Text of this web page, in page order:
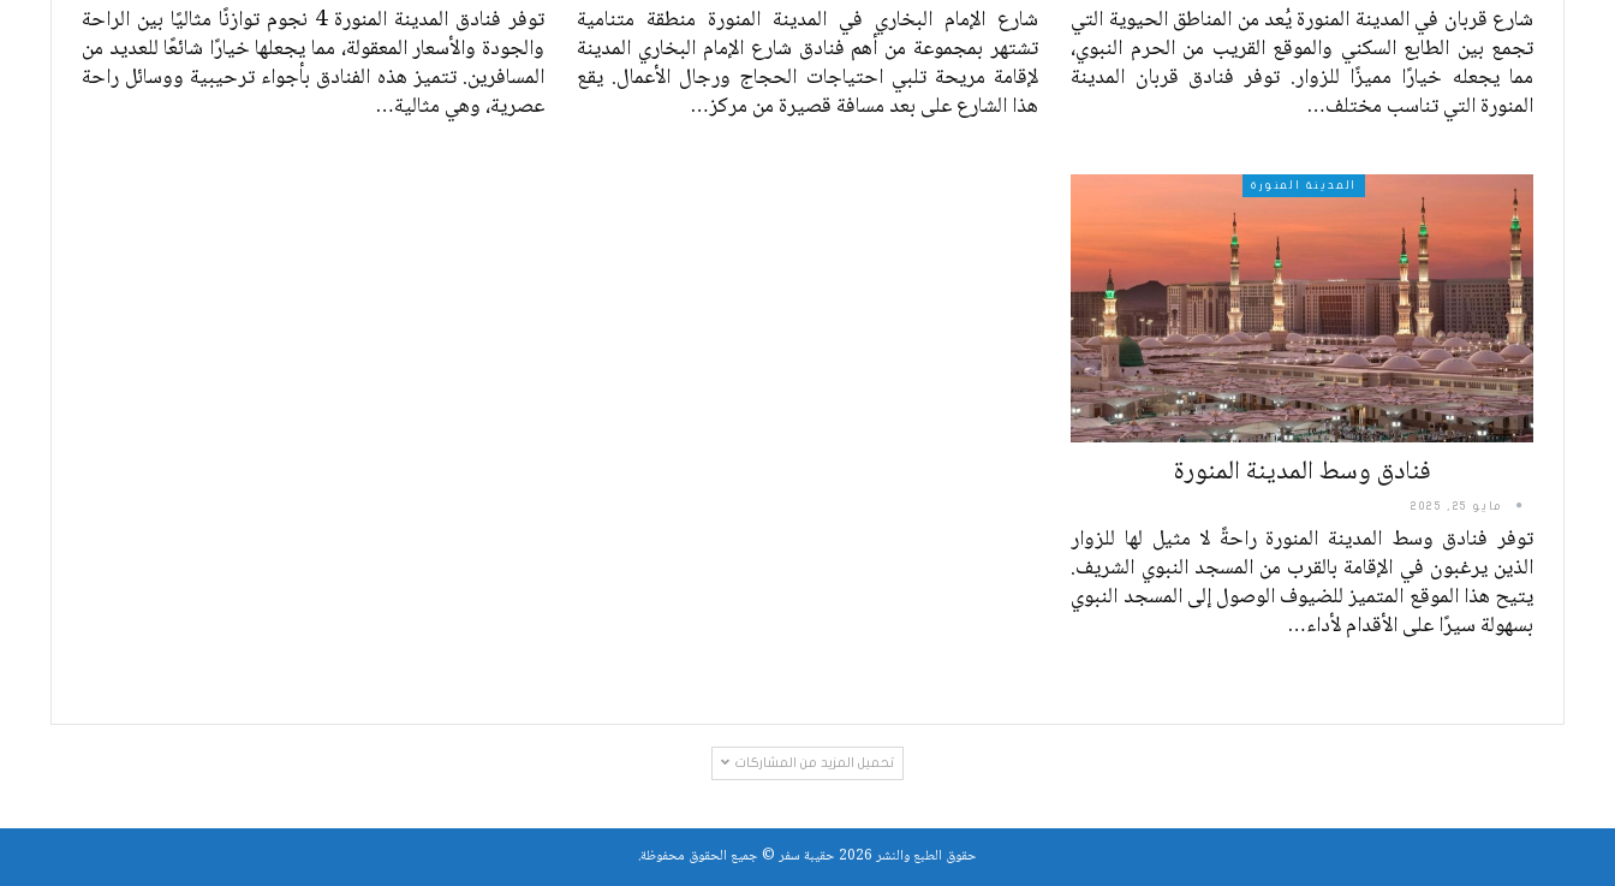
شارع قربان في المدينة المنورة يُعد من المناطق الحيوية التي
تجمع بين الطابع السكني والموقع القريب من الحرم النبوي،
مما يجعله خيارًا مميزًا للزوار. توفر فنادق قربان المدينة
المنورة التي تناسب مختلف…
شارع الإمام البخاري في المدينة المنورة منطقة متنامية
تشتهر بمجموعة من أهم فنادق شارع الإمام البخاري المدينة
لإقامة مريحة تلبي احتياجات الحجاج ورجال الأعمال. يقع
هذا الشارع على بعد مسافة قصيرة من مركز…
توفر فنادق المدينة المنورة 4 نجوم توازنًا مثاليًا بين الراحة
والجودة والأسعار المعقولة، مما يجعلها خيارًا شائعًا للعديد من
المسافرين. تتميز هذه الفنادق بأجواء ترحيبية ووسائل راحة
عصرية، وهي مثالية…
المدينة المنورة
فنادق وسط المدينة المنورة
مايو 25, 2025
توفر فنادق وسط المدينة المنورة راحةً لا مثيل لها للزوار
الذين يرغبون في الإقامة بالقرب من المسجد النبوي الشريف.
يتيح هذا الموقع المتميز للضيوف الوصول إلى المسجد النبوي
بسهولة سيرًا على الأقدام لأداء…
تحميل المزيد من المشاركات
حقوق الطبع والنشر 2026 حقيبة سفر © جميع الحقوق محفوظة.